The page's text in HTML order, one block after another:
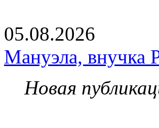
05.08.2026
Мануэла, внучка
Новая